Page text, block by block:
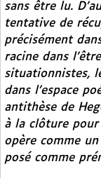
sans être lu.
tentative de
précisément
racine dans
situationnistes,
dans l’espace
antithèse de
à la clôture
opère comme
posé comme